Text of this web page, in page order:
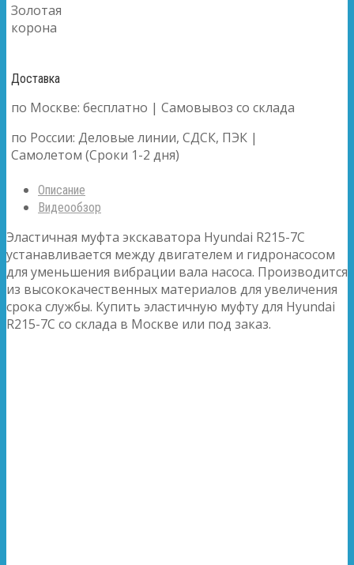
Золотая
корона
Доставка
по Москве: бесплатно | Самовывоз со склада
по России: Деловые линии, СДСК, ПЭК |
Самолетом (Сроки 1-2 дня)
Описание
Видеообзор
Эластичная муфта экскаватора Hyundai R215-7C
устанавливается между двигателем и гидронасосом
для уменьшения вибрации вала насоса. Производится
из высококачественных материалов для увеличения
срока службы. Купить эластичную муфту для Hyundai
R215-7C со склада в Москве или под заказ.